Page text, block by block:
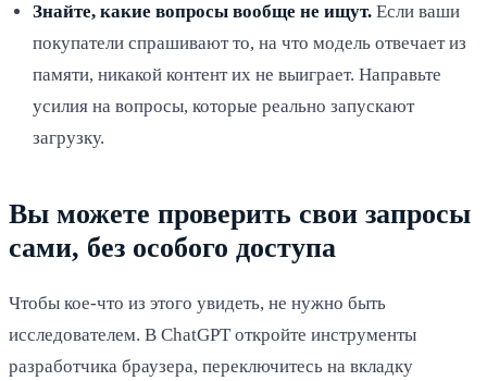
Знайте, какие вопросы вообще не ищут. Если ваши
покупатели спрашивают то, на что модель отвечает из
памяти, никакой контент их не выиграет. Направьте
усилия на вопросы, которые реально запускают
загрузку.
Вы можете проверить свои запросы
сами, без особого доступа
Чтобы кое-что из этого увидеть, не нужно быть
исследователем. В ChatGPT откройте инструменты
разработчика браузера, переключитесь на вкладку